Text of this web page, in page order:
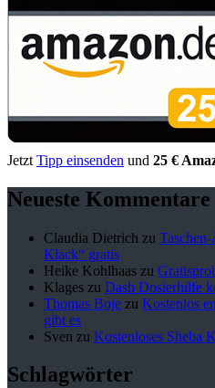
Jetzt Tipp einsenden und 25 €
Neueste Kommentare
Claudia Dietrich zu
Klack“ gratis
Heike Kohlhaas zu
Klages zu Dash Dosierhilfe
Thomas Boje zu Kostenlos
gibt es
Sven zu Kostenloses Sheba
Schlagwörter